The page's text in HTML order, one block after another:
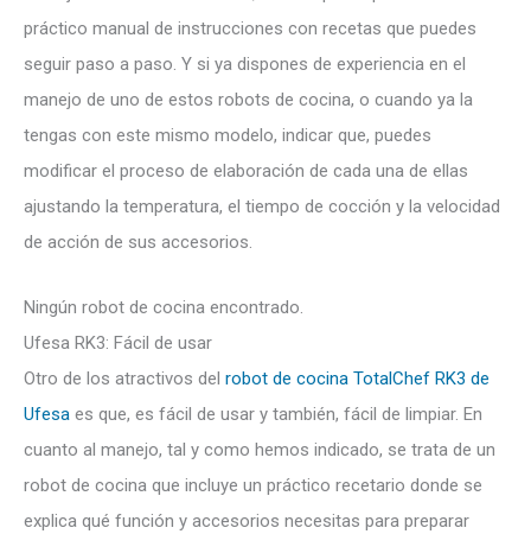
práctico manual de instrucciones con recetas que puedes
seguir paso a paso. Y si ya dispones de experiencia en el
manejo de uno de estos robots de cocina, o cuando ya la
tengas con este mismo modelo, indicar que, puedes
modificar el proceso de elaboración de cada una de ellas
ajustando la temperatura, el tiempo de cocción y la velocidad
de acción de sus accesorios.
Ningún robot de cocina encontrado.
Ufesa RK3: Fácil de usar
Otro de los atractivos del robot de cocina TotalChef RK3 de
Ufesa es que, es fácil de usar y también, fácil de limpiar. En
cuanto al manejo, tal y como hemos indicado, se trata de un
robot de cocina que incluye un práctico recetario donde se
explica qué función y accesorios necesitas para preparar